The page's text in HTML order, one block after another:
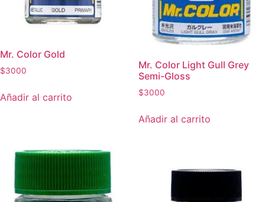
Mr. Color Gold
$3000
Añadir al carrito
Mr. Color Light Gull Grey
Semi-Gloss
$3000
Añadir al carrito